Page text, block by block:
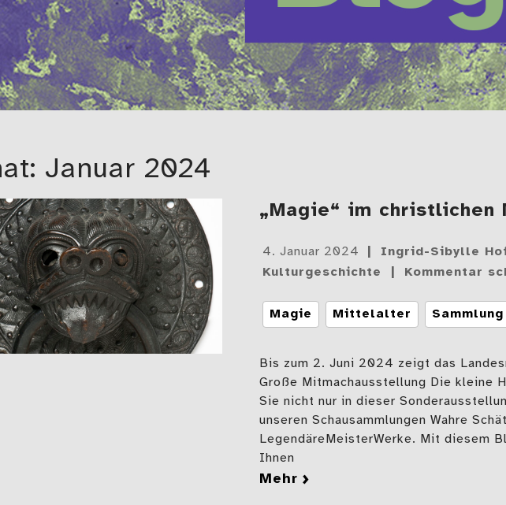
Januar 2024
„Magie“ im
Gepostet
am
4. Januar 2024 Ingrid-Sibylle
Kulturgeschichte
Kommentar
Tags
Magie Mittelalter Sammlung
Bis zum 2. Juni 2024 zeigt das
Große Mitmachausstellung Die kleine
Sie nicht nur in dieser
unseren Schausammlungen Wahre
LegendäreMeisterWerke. Mit diesem
Ihnen
mehr zu „Magie“ im